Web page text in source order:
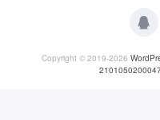
Copyright © 2019-2026